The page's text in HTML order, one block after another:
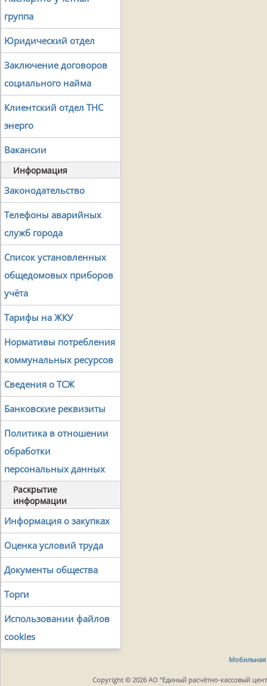
группа
Юридический отдел
Заключение договоров
социального найма
Клиентский отдел ТНС
энерго
Вакансии
Информация
Законодательство
Телефоны аварийных
служб города
Список установленных
общедомовых приборов
учёта
Тарифы на ЖКУ
Нормативы потребления
коммунальных ресурсов
Сведения о ТСЖ
Банковские реквизиты
Политика в отношении
обработки
персональных данных
Раскрытие
информации
Информация о закупках
Оценка условий труда
Документы общества
Торги
Использовании файлов
cookies
Мобильная
Copyright © 2026 АО "Единый расчётно-кассовый